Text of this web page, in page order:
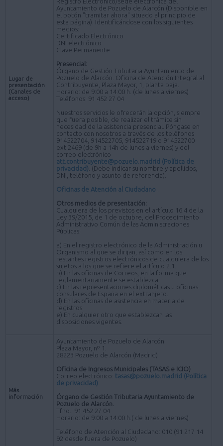
Lugar de
presentación
(Canales de
acceso)
Ayuntamiento de Pozuelo de Alarcón (Disponible en
el botón "tramitar ahora" situado al principio de
esta página). Identificándose con los siguientes
medios:
Certificado Electrónico
DNI electrónico
Clave Permanente
Presencial:
Órgano de Gestión Tributaria Ayuntamiento de
Pozuelo de Alarcón. Oficina de Atención Integral al
Contribuyente, Plaza Mayor, 1, planta baja.
Horario: de 9:00 a 14:00 h. (de lunes a viernes)
Teléfonos: 91 452 27 04
Nuestros servicios le ofrecerán la opción, siempre
que fuera posible, de realizar el trámite sin
necesidad de la asistencia presencial. Póngase en
contacto con nosotros a través de los teléfonos
914522704, 914522705, 914522719 o 914522700
ext.2469 (de 9h a 14h de lunes a viernes) y del
correo electrónico
att.contribuyente@pozuelo.madrid (Política de
privacidad) . (Debe indicar su nombre y apellidos,
DNI, teléfono y asunto de referencia).
Oficinas de Atención al Ciudadano
Otros medios de presentación:
Cualquiera de los previstos en el artículo 16.4 de la
Ley 39/2015, de 1 de octubre, del Procedimiento
Administrativo Común de las Administraciones
Públicas:
a) En el registro electrónico de la Administración u
Organismo al que se dirijan, así como en los
restantes registros electrónicos de cualquiera de los
sujetos a los que se refiere el artículo 2.1.
b) En las oficinas de Correos, en la forma que
reglamentariamente se establezca.
c) En las representaciones diplomáticas u oficinas
consulares de España en el extranjero.
d) En las oficinas de asistencia en materia de
registros.
e) En cualquier otro que establezcan las
disposiciones vigentes.
Más
información
Ayuntamiento de Pozuelo de Alarcón
Plaza Mayor, nº 1.
28223 Pozuelo de Alarcón (Madrid)
Oficina de Ingresos Municipales (TASAS e ICIO)
Correo electrónico: tasas@pozuelo.madrid (Política
de privacidad)
Órgano de Gestión Tributaria Ayuntamiento de
Pozuelo de Alarcón.
Tfno.: 91 452 27 04
Horario: de 9:00 a 14:00 h.( de lunes a viernes)
Teléfono de Atención al Ciudadano: 010 (91 217 14
92 desde fuera de Pozuelo)